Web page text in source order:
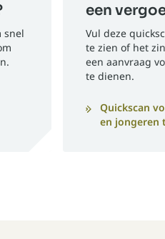
snel
een
Vul deze
te zien of het
een aanvraag
te dienen.
Quickscan
en jongeren